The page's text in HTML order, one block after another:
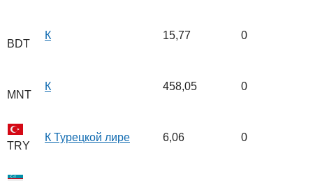
BDT
К 15,77 0
MNT
К 458,05 0
TRY
К Турецкой лире 6,06 0